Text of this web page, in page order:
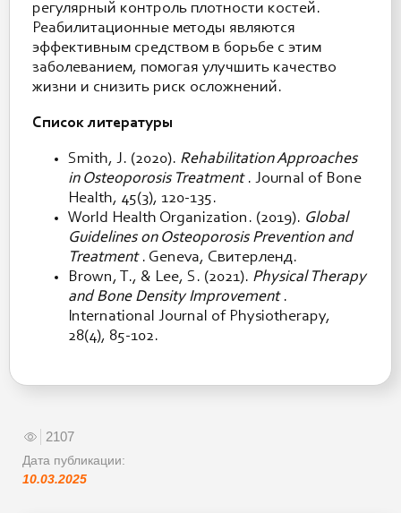
регулярный контроль плотности костей.
Реабилитационные методы являются
эффективным средством в борьбе с этим
заболеванием, помогая улучшить качество
жизни и снизить риск осложнений.
Список литературы
Smith, J. (2020). Rehabilitation Approaches
in Osteoporosis Treatment. Journal of Bone
Health, 45(3), 120-135.
World Health Organization. (2019). Global
Guidelines on Osteoporosis Prevention and
Treatment. Geneva, Свитерленд.
Brown, T., & Lee, S. (2021). Physical Therapy
and Bone Density Improvement.
International Journal of Physiotherapy,
28(4), 85-102.
2107
Дата публикации:
10.03.2025